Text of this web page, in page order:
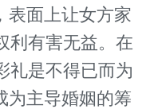
面上让女方家
利有害无益。在
礼是不得已而为
为主导婚姻的筹